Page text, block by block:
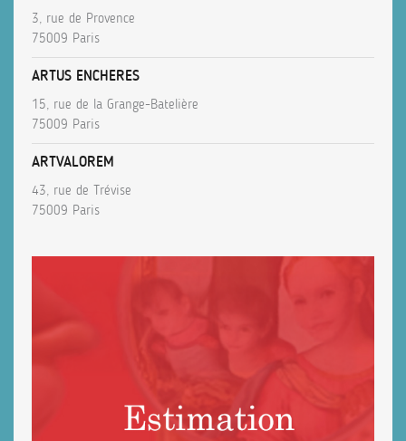
3, rue de Provence
75009 Paris
ARTUS ENCHERES
15, rue de la Grange-Batelière
75009 Paris
ARTVALOREM
43, rue de Trévise
75009 Paris